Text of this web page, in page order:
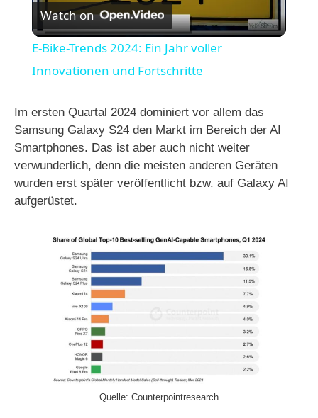
l
a
y
V
d
o
Watch on
E-Bike-Trends 2024: Ein Jahr voller
Innovationen und Fortschritte
Im ersten Quartal 2024 dominiert vor allem das
Samsung Galaxy S24 den Markt im Bereich der AI
Smartphones. Das ist aber auch nicht weiter
verwunderlich, denn die meisten anderen Geräten
wurden erst später veröffentlicht bzw. auf Galaxy AI
aufgerüstet.
Quelle: Counterpointresearch